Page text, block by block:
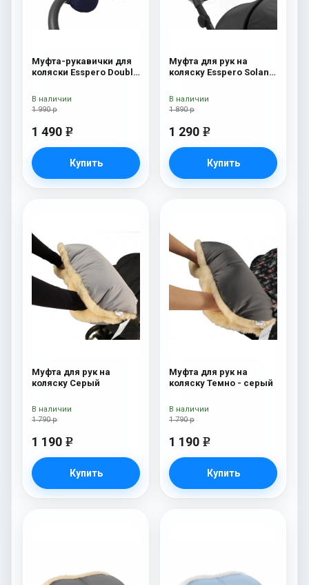
Муфта-рукавички для
коляски Esspero Double
Navy
1 990 р
1 490 e
Купить
В наличии
Муфта для рук на
коляску Esspero Solana
Brown
1 890 р
1 290 e
Купить
В наличии
Муфта для рук на
коляску Серый
1 790 р
1 190 e
Купить
В наличии
Муфта для рук на
коляску Темно - серый
1 790 р
1 190 e
Купить
В наличии